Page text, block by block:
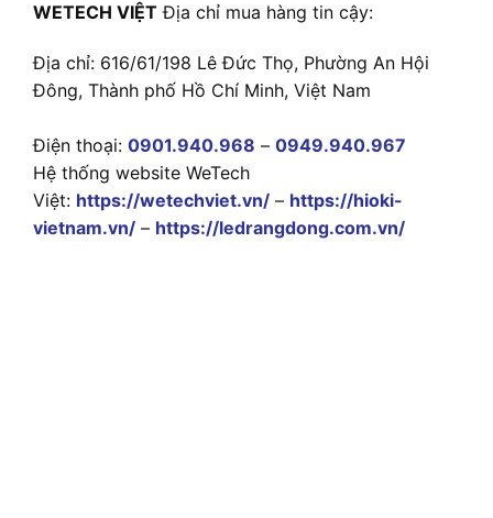
WETECH VIỆT Địa chỉ mua hàng tin cậy:
Địa chỉ: 616/61/198 Lê Đức Thọ, Phường An Hội
Đông, Thành phố Hồ Chí Minh, Việt Nam
Điện thoại: 0901.940.968 – 0949.940.967
Hệ thống website WeTech
Việt: https://wetechviet.vn/ – https://hioki-
vietnam.vn/ – https://ledrangdong.com.vn/